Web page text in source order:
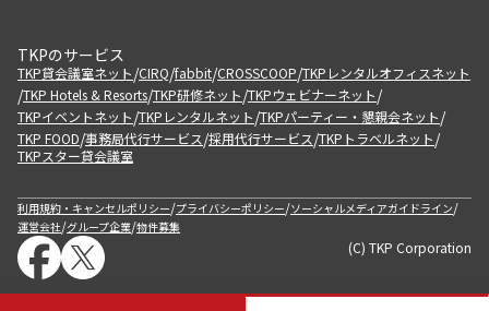
TKPのサービス
TKP貸会議室ネット/CIRQ/fabbit/CROSSCOOP/TKPレンタルオフィスネット
/TKP Hotels & Resorts/TKP研修ネット/TKPウェビナーネット/
TKPイベントネット/TKPレンタルネット/TKPパーティー・懇親会ネット/
TKP FOOD/事務局代行サービス/採用代行サービス/TKPトラベルネット/
TKPスター貸会議室
利用規約・キャンセルポリシー/プライバシーポリシー/ソーシャルメディアガイドライン/
運営会社/グループ企業/物件募集
(C) TKP Corporation